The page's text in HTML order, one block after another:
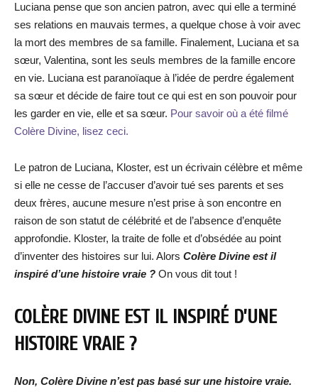
Luciana pense que son ancien patron, avec qui elle a terminé
ses relations en mauvais termes, a quelque chose à voir avec
la mort des membres de sa famille. Finalement, Luciana et sa
sœur, Valentina, sont les seuls membres de la famille encore
en vie. Luciana est paranoïaque à l’idée de perdre également
sa sœur et décide de faire tout ce qui est en son pouvoir pour
les garder en vie, elle et sa sœur. Pour savoir où a été filmé
Colère Divine, lisez ceci.
Le patron de Luciana, Kloster, est un écrivain célèbre et même
si elle ne cesse de l’accuser d’avoir tué ses parents et ses
deux frères, aucune mesure n’est prise à son encontre en
raison de son statut de célébrité et de l’absence d’enquête
approfondie. Kloster, la traite de folle et d’obsédée au point
d’inventer des histoires sur lui. Alors Colère Divine est il
inspiré d’une histoire vraie ? On vous dit tout !
COLÈRE DIVINE EST IL INSPIRÉ D’UNE
HISTOIRE VRAIE ?
Non, Colère Divine n’est pas basé sur une histoire vraie.